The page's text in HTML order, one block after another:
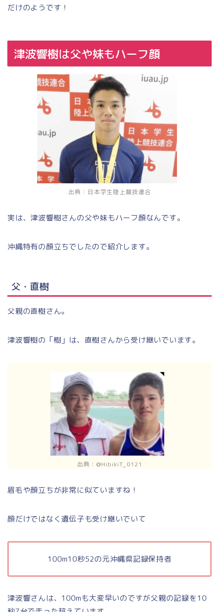
だけのようです！
津波響樹は父や妹もハーフ顔
出典：日本学生陸上競技連合
実は、津波響樹さんの父や妹もハーフ顔なんです。
沖縄特有の顔立ちでしたので紹介します。
父・直樹
父親の直樹さん。
津波響樹の「樹」は、直樹さんから受け継いでいます。
出典：@HibikiT_0121
眉毛や顔立ちが非常に似ていますね！
顔だけではなく遺伝子も受け継いでいて
100m10秒52の元沖縄県記録保持者
津波響さんは、100mも大変早いのですが父親の記録を10